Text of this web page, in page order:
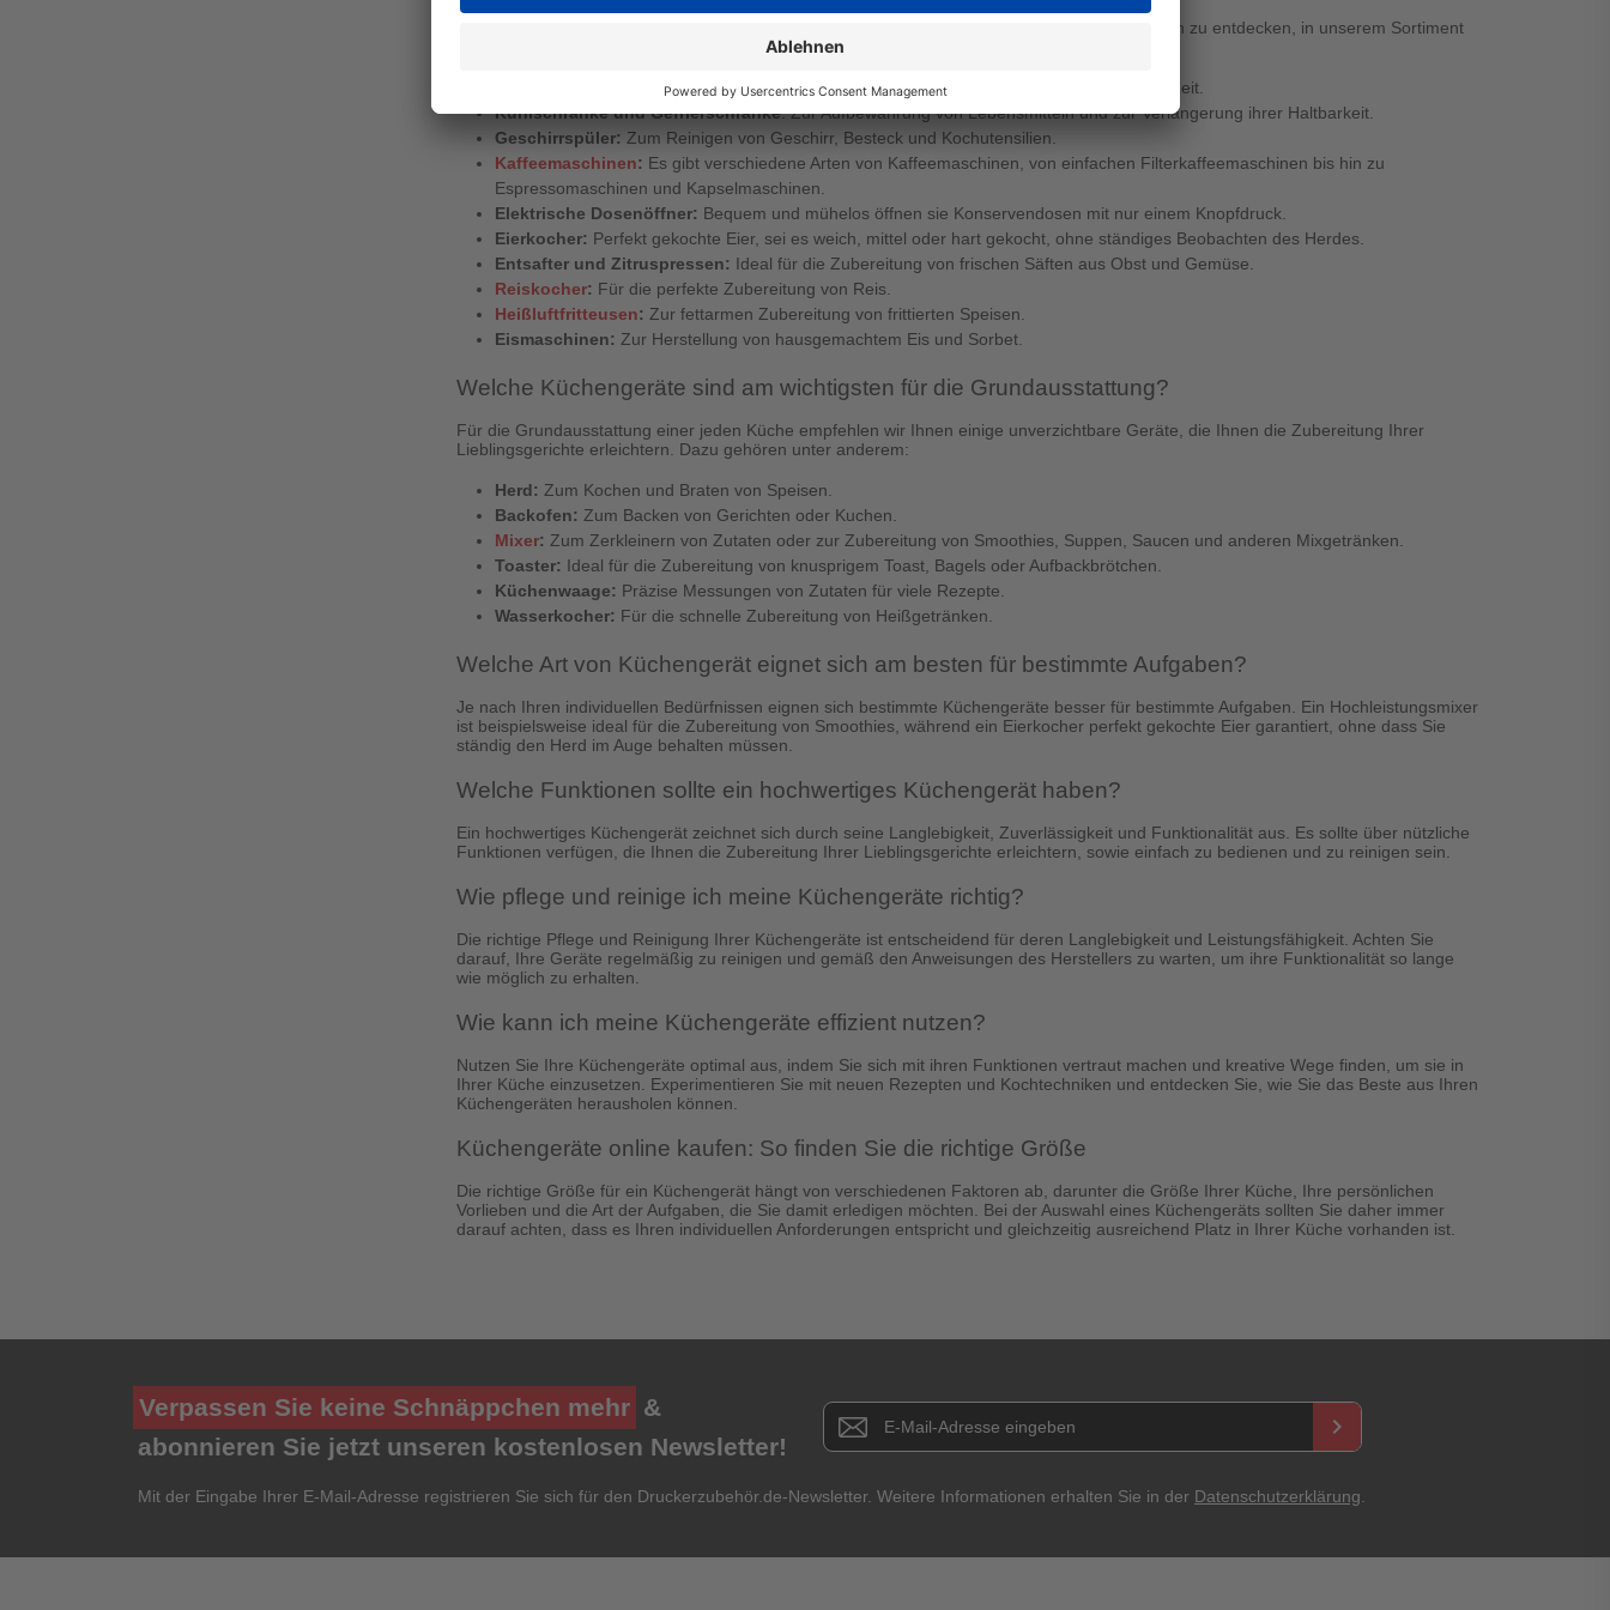
Egal, ob Sie ein erfahrener Koch sind oder gerade erst anfangen, Ihre kulinarischen Fähigkeiten zu entdecken, in unserem Sortiment
finden Sie eine Vielzahl von Küchengeräten für jeden Bedarf. Dazu gehören:
Zum Erhitzen von Speisen oder zum Zubereiten von Gerichten in kürzerer Zeit.
Kühlschranke und Gefrierschränke: Zur Aufbewahrung von Lebensmitteln und zur Verlängerung ihrer Haltbarkeit.
Geschirrspüler: Zum Reinigen von Geschirr, Besteck und Kochutensilien.
Kaffeemaschinen: Es gibt verschiedene Arten von Kaffeemaschinen, von einfachen Filterkaffeemaschinen bis hin zu
Espressomaschinen und Kapselmaschinen.
Elektrische Dosenöffner: Bequem und mühelos öffnen sie Konservendosen mit nur einem Knopfdruck.
Eierkocher: Perfekt gekochte Eier, sei es weich, mittel oder hart gekocht, ohne ständiges Beobachten des Herdes.
Entsafter und Zitruspressen: Ideal für die Zubereitung von frischen Säften aus Obst und Gemüse.
Reiskocher: Für die perfekte Zubereitung von Reis.
Heißluftfritteusen: Zur fettarmen Zubereitung von frittierten Speisen.
Eismaschinen: Zur Herstellung von hausgemachtem Eis und Sorbet.
Welche Küchengeräte sind am wichtigsten für die Grundausstattung?
Für die Grundausstattung einer jeden Küche empfehlen wir Ihnen einige unverzichtbare Geräte, die Ihnen die Zubereitung Ihrer
Lieblingsgerichte erleichtern. Dazu gehören unter anderem:
Herd: Zum Kochen und Braten von Speisen.
Backofen: Zum Backen von Gerichten oder Kuchen.
Mixer: Zum Zerkleinern von Zutaten oder zur Zubereitung von Smoothies, Suppen, Saucen und anderen Mixgetränken.
Toaster: Ideal für die Zubereitung von knusprigem Toast, Bagels oder Aufbackbrötchen.
Küchenwaage: Präzise Messungen von Zutaten für viele Rezepte.
Wasserkocher: Für die schnelle Zubereitung von Heißgetränken.
Welche Art von Küchengerät eignet sich am besten für bestimmte Aufgaben?
Je nach Ihren individuellen Bedürfnissen eignen sich bestimmte Küchengeräte besser für bestimmte Aufgaben. Ein Hochleistungsmixer
ist beispielsweise ideal für die Zubereitung von Smoothies, während ein Eierkocher perfekt gekochte Eier garantiert, ohne dass Sie
ständig den Herd im Auge behalten müssen.
Welche Funktionen sollte ein hochwertiges Küchengerät haben?
Ein hochwertiges Küchengerät zeichnet sich durch seine Langlebigkeit, Zuverlässigkeit und Funktionalität aus. Es sollte über nützliche
Funktionen verfügen, die Ihnen die Zubereitung Ihrer Lieblingsgerichte erleichtern, sowie einfach zu bedienen und zu reinigen sein.
Wie pflege und reinige ich meine Küchengeräte richtig?
Die richtige Pflege und Reinigung Ihrer Küchengeräte ist entscheidend für deren Langlebigkeit und Leistungsfähigkeit. Achten Sie
darauf, Ihre Geräte regelmäßig zu reinigen und gemäß den Anweisungen des Herstellers zu warten, um ihre Funktionalität so lange
wie möglich zu erhalten.
Wie kann ich meine Küchengeräte effizient nutzen?
Nutzen Sie Ihre Küchengeräte optimal aus, indem Sie sich mit ihren Funktionen vertraut machen und kreative Wege finden, um sie in
Ihrer Küche einzusetzen. Experimentieren Sie mit neuen Rezepten und Kochtechniken und entdecken Sie, wie Sie das Beste aus Ihren
Küchengeräten herausholen können.
Küchengeräte online kaufen: So finden Sie die richtige Größe
Die richtige Größe für ein Küchengerät hängt von verschiedenen Faktoren ab, darunter die Größe Ihrer Küche, Ihre persönlichen
Vorlieben und die Art der Aufgaben, die Sie damit erledigen möchten. Bei der Auswahl eines Küchengeräts sollten Sie daher immer
darauf achten, dass es Ihren individuellen Anforderungen entspricht und gleichzeitig ausreichend Platz in Ihrer Küche vorhanden ist.
Verpassen Sie keine Schnäppchen mehr &
abonnieren Sie jetzt unseren kostenlosen Newsletter!
Newsletter E-Mail Adresse keyboard_arrow_right
Mit der Eingabe Ihrer E-Mail-Adresse registrieren Sie sich für den Druckerzubehör.de-Newsletter. Weitere Informationen erhalten Sie in der Datenschutzerklärung.